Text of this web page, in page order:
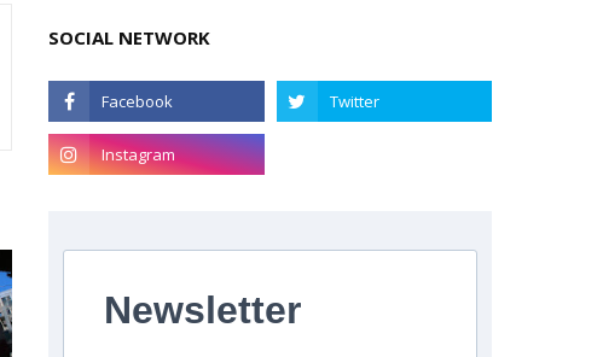
SOCIAL NETWORK
Newsletter